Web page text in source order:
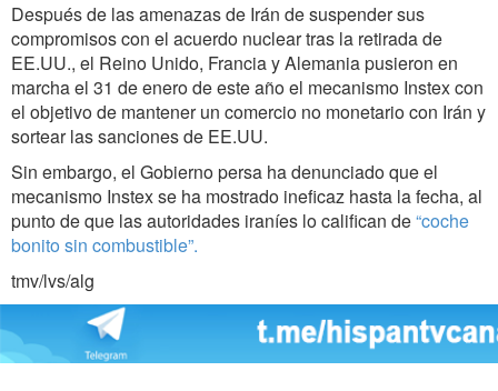
Después de las amenazas de Irán de suspender sus
compromisos con el acuerdo nuclear tras la retirada de
EE.UU., el Reino Unido, Francia y Alemania pusieron en
marcha el 31 de enero de este año el mecanismo Instex con
el objetivo de mantener un comercio no monetario con Irán y
sortear las sanciones de EE.UU.
Sin embargo, el Gobierno persa ha denunciado que el
mecanismo Instex se ha mostrado ineficaz hasta la fecha, al
punto de que las autoridades iraníes lo califican de“coche
bonito sin combustible”.
tmv/lvs/alg